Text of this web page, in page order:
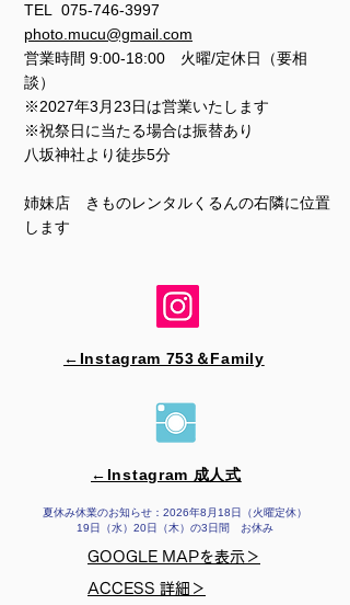
TEL 075-746-3997
photo.mucu@gmail.com
営業時間 9:00-18:00 火曜/定休日（要相
談）
※2027年3月23日は営業いたします
※祝祭日に当たる場合は振替あり
​​八坂神社より徒歩5分
姉妹店 きものレンタルくるんの右隣に位置
します
←Instagram 753＆​Family
←Instagram 成人式
夏休み休業のお知らせ：2026年8月18日（火曜定休）
19日（水）20日（木）の3日間 お休み
GOOGLE MAPを表示＞
ACCESS 詳細＞